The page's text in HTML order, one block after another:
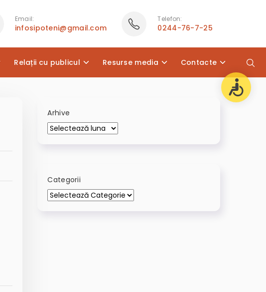
Email:
infosipoteni@gmail.com
Telefon:
0244-76-7-25
Relații cu publicul Resurse media Contacte
Arhive
Categorii